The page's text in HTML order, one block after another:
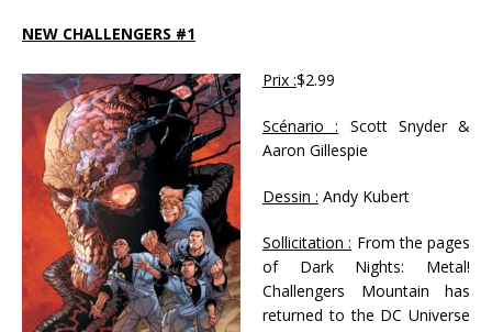
NEW CHALLENGERS #1
Prix :$2.99
Scénario : Scott Snyder &
Aaron Gillespie
Dessin : Andy Kubert
Sollicitation : From the pages
of Dark Nights: Metal!
Challengers Mountain has
returned to the DC Universe